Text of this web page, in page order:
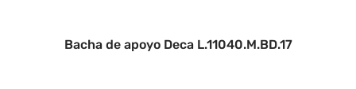
Bacha de apoyo Deca L.11040.M.BD.17